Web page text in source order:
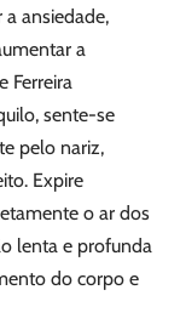
ansiedade,
a
Ferreira
sente-se
pelo nariz,
Expire
o ar dos
lenta e profunda
do corpo e